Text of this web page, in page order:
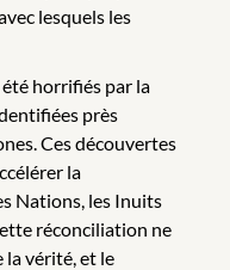
lesquels les
horrifiés par la
près
Ces découvertes
la
Nations, les Inuits
réconciliation ne
la vérité, et le